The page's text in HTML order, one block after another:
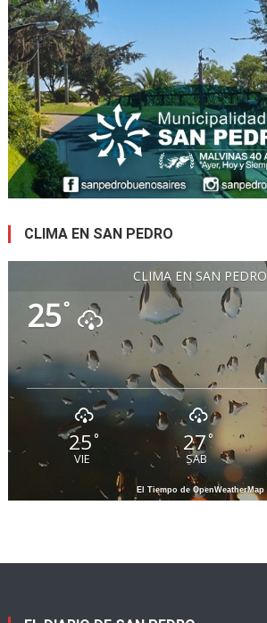
CLIMA EN SAN PEDRO
CLIMA EN SAN PEDRO
25°
25°
VIE
27 °
SAB
El Tiempo de OpenWeatherMap